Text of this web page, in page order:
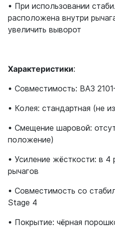
• При использовании
расположена внутри
увеличить выворот
Характеристики:
• Совместимость: ВАЗ
• Колея: стандартная (не
• Смещение шаровой:
положение)
• Усиление жёсткости: в 4
рычагов
• Совместимость со
Stage 4
• Покрытие: чёрная